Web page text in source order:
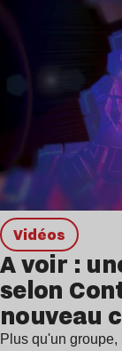
Vidéos
A voir :
selon
nouveau
Plus qu'un